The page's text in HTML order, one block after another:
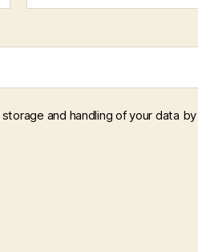
and handling of your data